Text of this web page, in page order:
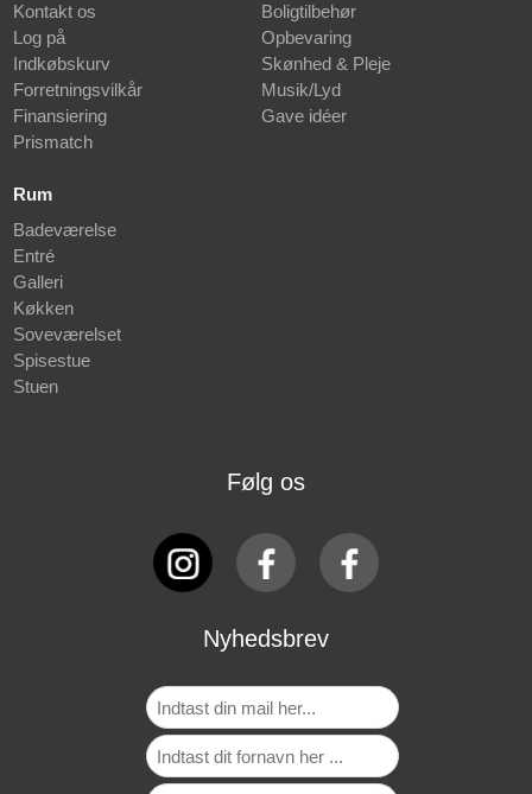
Kontakt os
Log på
Indkøbskurv
Forretningsvilkår
Finansiering
Prismatch
Boligtilbehør
Opbevaring
Skønhed & Pleje
Musik/Lyd
Gave idéer
Rum
Badeværelse
Entré
Galleri
Køkken
Soveværelset
Spisestue
Stuen
Følg os
Nyhedsbrev